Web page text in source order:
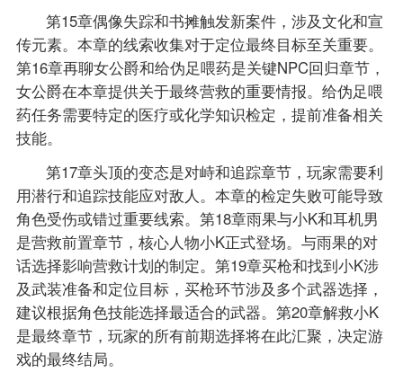
第15章偶像失踪和书摊触发新案件，涉及文化和宣
传元素。本章的线索收集对于定位最终目标至关重要。
第16章再聊女公爵和给伪足喂药是关键NPC回归章节，
女公爵在本章提供关于最终营救的重要情报。给伪足喂
药任务需要特定的医疗或化学知识检定，提前准备相关
技能。
第17章头顶的变态是对峙和追踪章节，玩家需要利
用潜行和追踪技能应对敌人。本章的检定失败可能导致
角色受伤或错过重要线索。第18章雨果与小K和耳机男
是营救前置章节，核心人物小K正式登场。与雨果的对
话选择影响营救计划的制定。第19章买枪和找到小K涉
及武装准备和定位目标，买枪环节涉及多个武器选择，
建议根据角色技能选择最适合的武器。第20章解救小K
是最终章节，玩家的所有前期选择将在此汇聚，决定游
戏的最终结局。